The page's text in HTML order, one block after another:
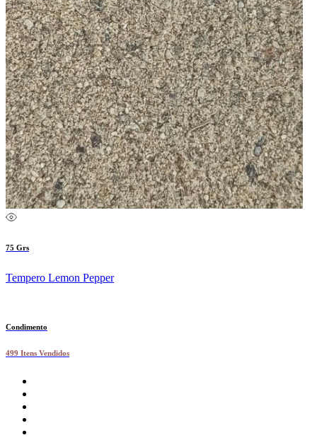
75 Grs
Tempero Lemon Pepper
Condimento
499 Itens Vendidos